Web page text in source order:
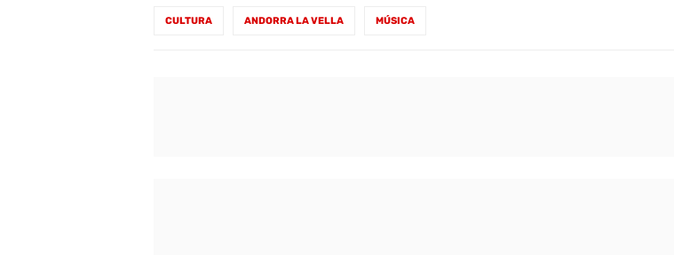
CULTURA ANDORRA LA VELLA MÚSICA